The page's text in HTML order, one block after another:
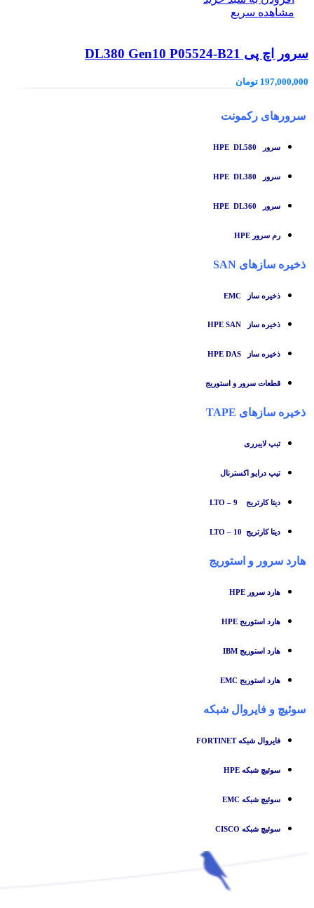
مشاهده سریع
سرور اچ پی DL380 Gen10 P05524-B21
197,000,000 تومان
سرورهای رکمونت
سرور HPE DL580
سرور HPE DL380
سرور HPE DL360
رم سرور HPE
ذخیره سازهای SAN
ذخیره ساز
ذخیره ساز HPE SAN
ذخیره ساز HPE DAS
قطعات سرور و استوریج
ذخیره سازهای TAPE
تبپ لایبرری
تیپ درایو اکسترنال
دیتا کارتریج LTO – 9
دیتا کارتریج LTO – 10
هارد سرور و استوریج
هارد سرور HPE
هارد استوریج HPE
هارد استوریج IBM
هارد استوریج EMC
سوئیچ و فایروال شبکه
فایروال شبکه FORTINET
سوئیچ شبکه HPE
سوئیچ شبکه EMC
سوئیچ شبکه CISCO